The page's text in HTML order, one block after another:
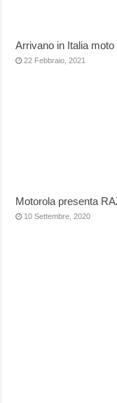
Arrivano in Italia
22 Febbraio, 2021
Motorola presenta
10 Settembre, 2020